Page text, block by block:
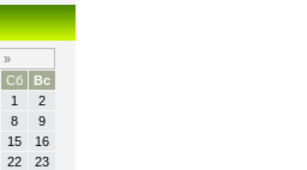
»
Сб
Вс
1
2
8
9
15
16
22
23